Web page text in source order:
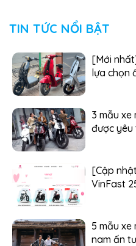
TIN TỨC NỔI BẬT
[Mới
lựa chọn
3 mẫu xe
được yêu
[Cập
VinFast
5 mẫu xe
nam ấn